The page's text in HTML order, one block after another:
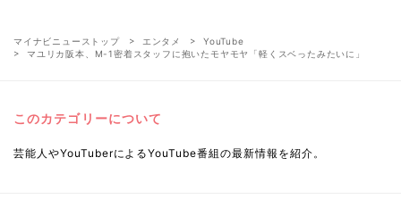
マイナビニューストップ エンタメ
YouTube
マユリカ阪本、M-1密着スタッフに抱いたモヤモヤ「軽くスベったみたいに」
このカテゴリーについて
芸能人やYouTuberによるYouTube番組の最新情報を紹介。